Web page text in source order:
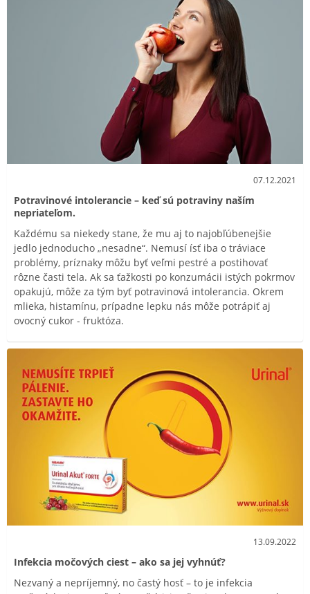
07.12.2021
Potravinové intolerancie – keď sú potraviny naším
nepriateľom.
Každému sa niekedy stane, že mu aj to najobľúbenejšie
jedlo jednoducho „nesadne“. Nemusí ísť iba o tráviace
problémy, príznaky môžu byť veľmi pestré a postihovať
rôzne časti tela. Ak sa ťažkosti po konzumácii istých pokrmov
opakujú, môže za tým byť potravinová intolerancia. Okrem
mlieka, histamínu, prípadne lepku nás môže potrápiť aj
ovocný cukor - fruktóza.
13.09.2022
Infekcia močových ciest – ako sa jej vyhnúť?
Nezvaný a nepríjemný, no častý hosť – to je infekcia